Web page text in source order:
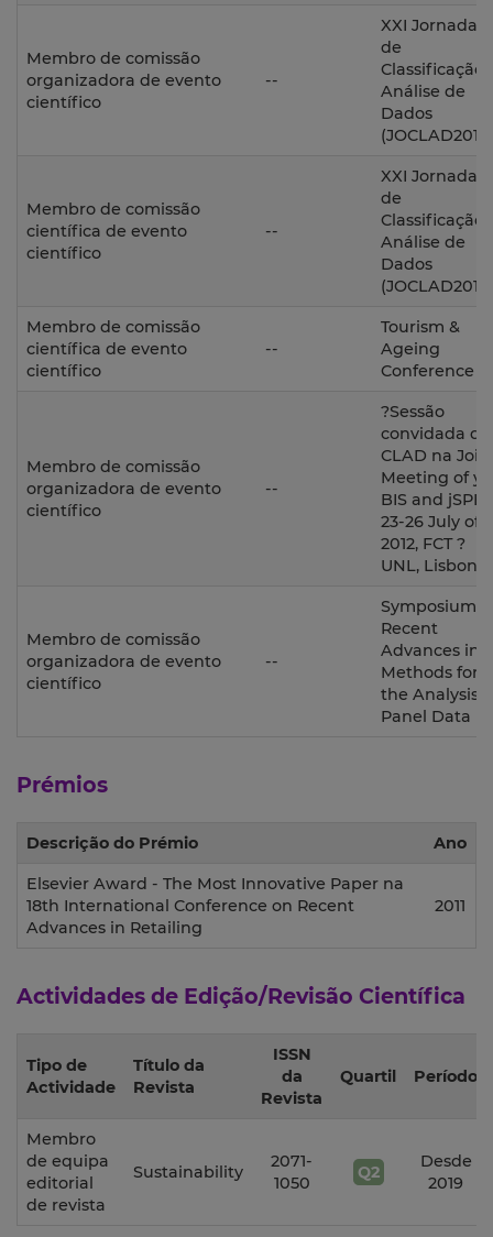
Membro de comissão
organizadora de evento
científico
--
XXI Jornadas
de
Classificação
Análise de
Dados
Membro de comissão
científica de evento
científico
--
XXI Jornadas
de
Classificação
Análise de
Dados
Membro de comissão
científica de evento
científico
--
Tourism &
Ageing
Conference
Membro de comissão
organizadora de evento
científico
--
?Sessão
convidada da
CLAD na
Meeting of y-
BIS and jSPE,
23-26 July of
2012, FCT ?
UNL, Lisbon
Membro de comissão
organizadora de evento
científico
--
Symposium
Recent
Advances in
Methods for
the Analysis
Panel Data
Prémios
Descrição do Prémio Ano
Elsevier Award - The Most Innovative Paper na
18th International Conference on Recent
Advances in Retailing
2011
Actividades de Edição/Revisão Científica
Tipo de
Actividade
Título da
Revista
ISSN
da
Revista
Quartil Período
Membro
de equipa
editorial
de revista
Sustainability
2071-
1050
Q2
Desde
2019